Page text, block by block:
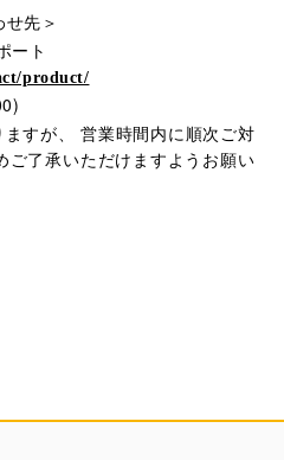
せ先＞
ート
product/
すが、
営業時間内に順次ご対
ご了承いただけますようお願い